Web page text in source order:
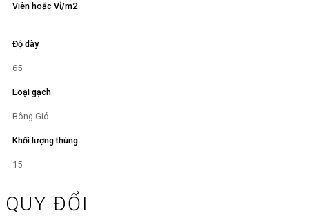
Viên hoặc Vỉ/m2
Độ dày
65
Loại gạch
Bông Gió
Khối lượng thùng
15
QUY ĐỔI